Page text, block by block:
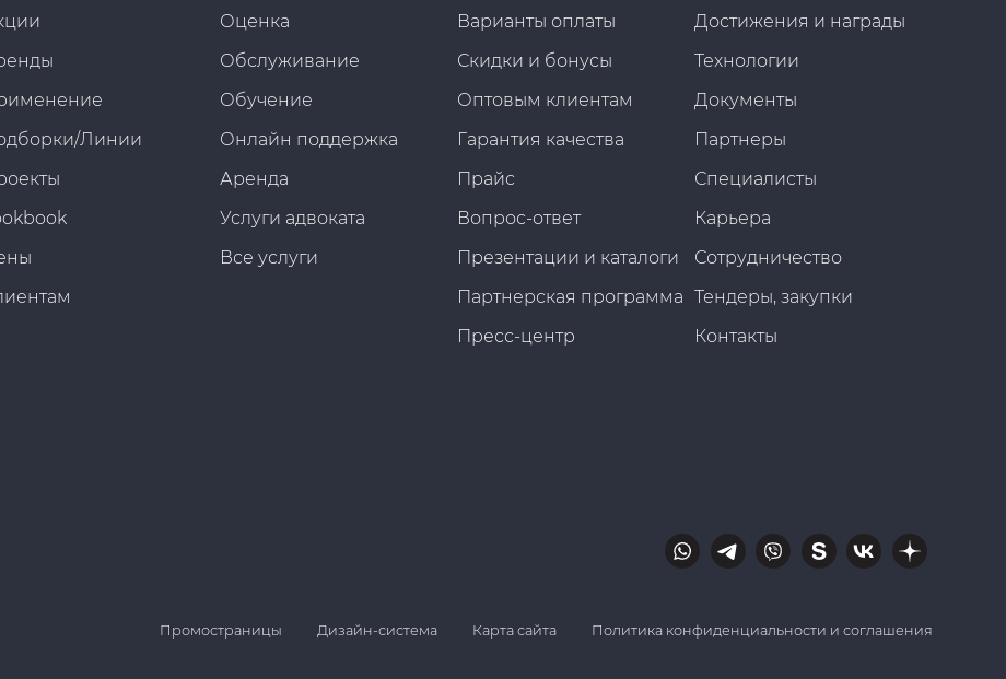
Линии
Оценка
Обслуживание
Обучение
Онлайн поддержка
Аренда
Услуги адвоката
Все услуги
Варианты оплаты
Скидки и бонусы
Оптовым клиентам
Гарантия качества
Прайс
Вопрос-ответ
Презентации и каталоги
Партнерская программа
Пресс-центр
Достижения и награды
Технологии
Документы
Партнеры
Специалисты
Карьера
Сотрудничество
Тендеры, закупки
Контакты
Промостраницы Дизайн-система Карта сайта Политика конфиденциальности и соглашения